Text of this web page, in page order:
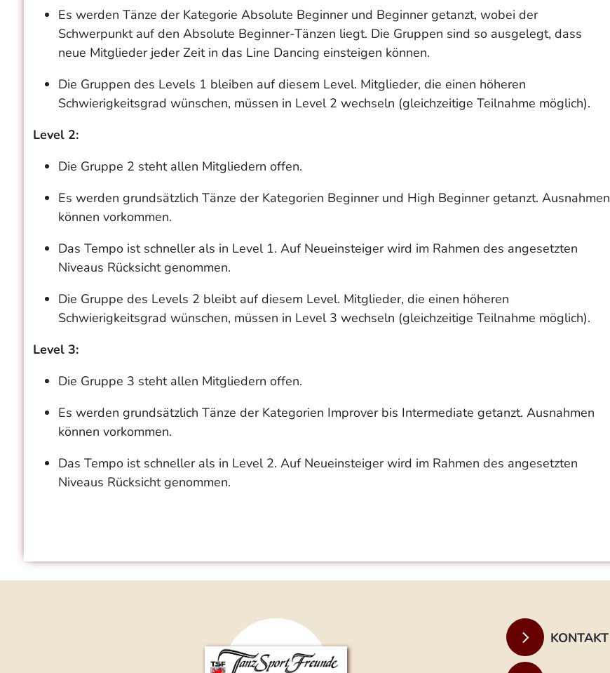
Es werden Tänze der Kategorie Absolute Beginner und Beginner getanzt, wobei der
Schwerpunkt auf den Absolute Beginner-Tänzen liegt. Die Gruppen sind so ausgelegt, dass
neue Mitglieder jeder Zeit in das Line Dancing einsteigen können.
Die Gruppen des Levels 1 bleiben auf diesem Level. Mitglieder, die einen höheren
Schwierigkeitsgrad wünschen, müssen in Level 2 wechseln (gleichzeitige Teilnahme möglich).
Level 2:
Die Gruppe 2 steht allen Mitgliedern offen.
Es werden grundsätzlich Tänze der Kategorien Beginner und High Beginner getanzt. Ausnahmen
können vorkommen.
Das Tempo ist schneller als in Level 1. Auf Neueinsteiger wird im Rahmen des angesetzten
Niveaus Rücksicht genommen.
Die Gruppe des Levels 2 bleibt auf diesem Level. Mitglieder, die einen höheren
Schwierigkeitsgrad wünschen, müssen in Level 3 wechseln (gleichzeitige Teilnahme möglich).
Level 3:
Die Gruppe 3 steht allen Mitgliedern offen.
Es werden grundsätzlich Tänze der Kategorien Improver bis Intermediate getanzt. Ausnahmen
können vorkommen.
Das Tempo ist schneller als in Level 2. Auf Neueinsteiger wird im Rahmen des angesetzten
Niveaus Rücksicht genommen.
KONTAKT